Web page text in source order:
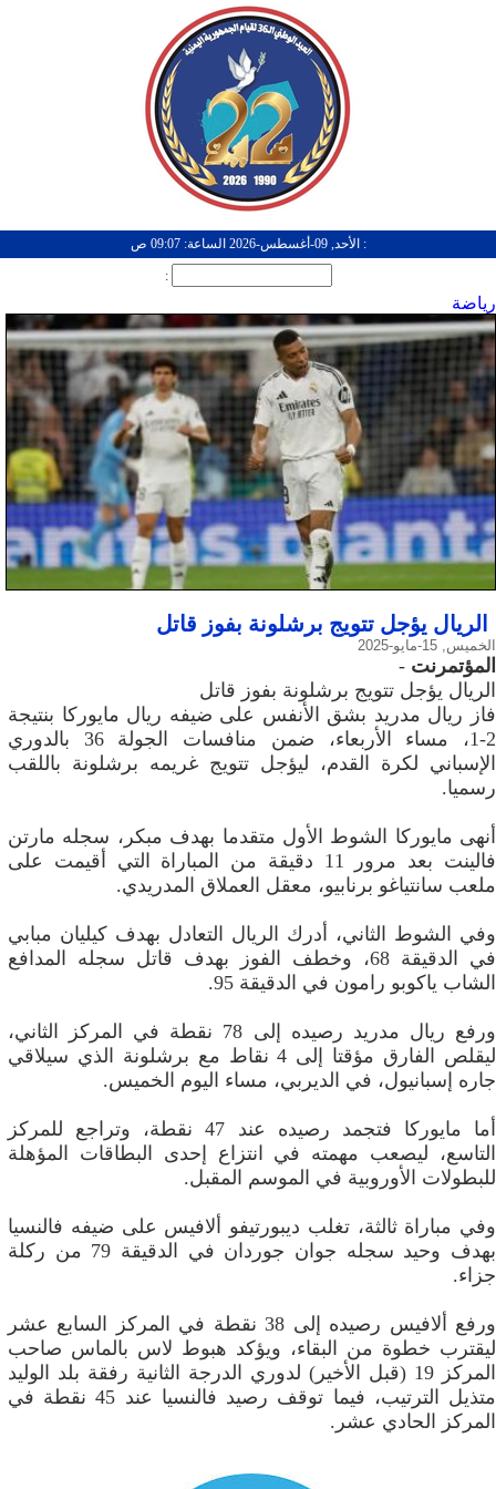
: الأحد, 09-أغسطس-2026 الساعة: 09:07 ص
:
رياضة
الريال يؤجل تتويج برشلونة بفوز قاتل
الخميس, 15-مايو-2025
المؤتمرنت -
الريال يؤجل تتويج برشلونة بفوز قاتل
فاز ريال مدريد بشق الأنفس على ضيفه ريال مايوركا بنتيجة
2-1، مساء الأربعاء، ضمن منافسات الجولة 36 بالدوري
الإسباني لكرة القدم، ليؤجل تتويج غريمه برشلونة باللقب
رسميا.
أنهى مايوركا الشوط الأول متقدما بهدف مبكر، سجله مارتن
فالينت بعد مرور 11 دقيقة من المباراة التي أقيمت على
ملعب سانتياغو برنابيو، معقل العملاق المدريدي.
وفي الشوط الثاني، أدرك الريال التعادل بهدف كيليان مبابي
في الدقيقة 68، وخطف الفوز بهدف قاتل سجله المدافع
الشاب ياكوبو رامون في الدقيقة 95.
ورفع ريال مدريد رصيده إلى 78 نقطة في المركز الثاني،
ليقلص الفارق مؤقتا إلى 4 نقاط مع برشلونة الذي سيلاقي
جاره إسبانيول، في الديربي، مساء اليوم الخميس.
أما مايوركا فتجمد رصيده عند 47 نقطة، وتراجع للمركز
التاسع، ليصعب مهمته في انتزاع إحدى البطاقات المؤهلة
للبطولات الأوروبية في الموسم المقبل.
وفي مباراة ثالثة، تغلب ديبورتيفو ألافيس على ضيفه فالنسيا
بهدف وحيد سجله جوان جوردان في الدقيقة 79 من ركلة
جزاء.
ورفع ألافيس رصيده إلى 38 نقطة في المركز السابع عشر
ليقترب خطوة من البقاء، ويؤكد هبوط لاس بالماس صاحب
المركز 19 (قبل الأخير) لدوري الدرجة الثانية رفقة بلد الوليد
متذيل الترتيب، فيما توقف رصيد فالنسيا عند 45 نقطة في
المركز الحادي عشر.